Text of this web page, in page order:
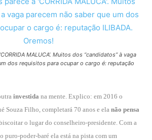
MALUCA’. Muitos dos “candidatos” à vaga
dos requisitos para ocupar o cargo é: reputação
investida na mente. Explico: em 2016 o
Souza Filho, completará 70 anos e ela não pensa
o lugar do conselheiro-presidente. Com a
puro-poder-baré ela está na pista com um